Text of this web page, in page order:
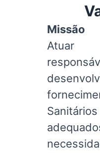
Missão
Atuar